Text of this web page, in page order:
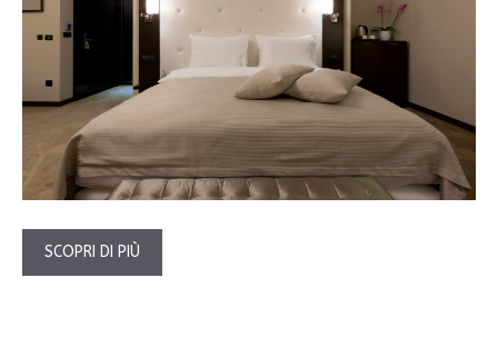
SCOPRI DI PIÙ